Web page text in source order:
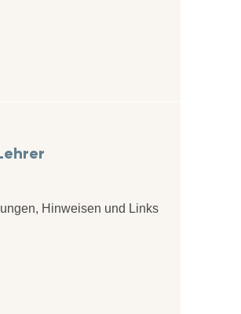
Hinweisen und Links